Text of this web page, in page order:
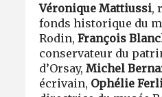
Véronique Mattiussi,
fonds historique du
Rodin,François
conservateur du
d’Orsay,Michel
écrivain, Ophélie